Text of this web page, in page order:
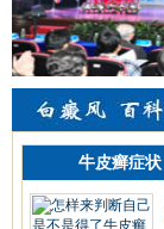
牛皮癣症状